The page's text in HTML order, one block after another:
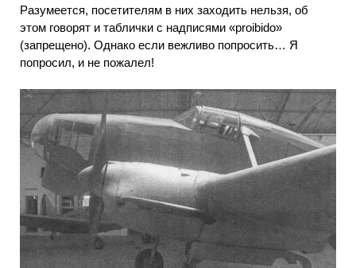
Разумеется, посетителям в них заходить нельзя, об
этом говорят и таблички с надписями «proibido»
(запрещено). Однако если вежливо попросить… Я
попросил, и не пожалел!